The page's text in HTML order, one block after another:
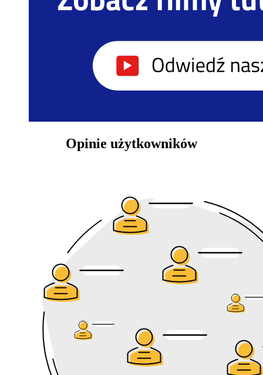
Opinie użytkowników